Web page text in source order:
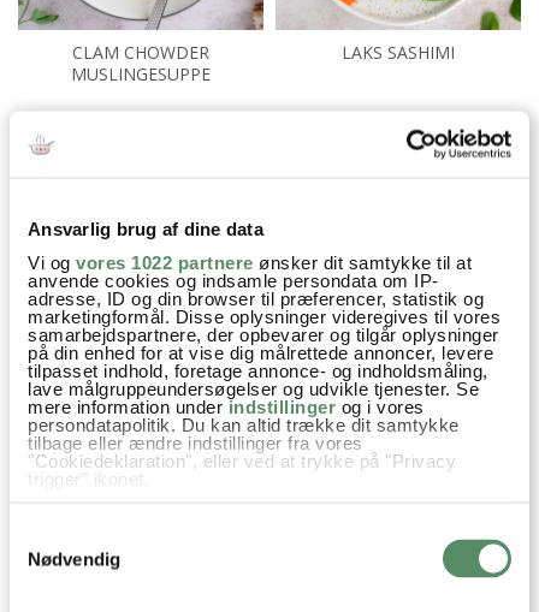
Ansvarlig brug af dine data
Vi og vores 1022 partnere ønsker dit samtykke til at
anvende cookies og indsamle persondata om IP-
adresse, ID og din browser til præferencer, statistik og
marketingformål. Disse oplysninger videregives til vores
samarbejdspartnere, der opbevarer og tilgår oplysninger
på din enhed for at vise dig målrettede annoncer, levere
tilpasset indhold, foretage annonce- og indholdsmåling,
lave målgruppeundersøgelser og udvikle tjenester. Se
mere information underindstillinger og i vores
persondatapolitik. Du kan altid trække dit samtykke
tilbage eller ændre indstillinger fra vores
"Cookiedeklaration", eller ved at trykke på "Privacy
trigger" ikonet.
Indsamle præcise oplysninger om din placering,
der kan være nøjagtig inden for få meter
Identificere din enhed baseret på en scanning af
Nødvendig
CLAM CHOWDER
MUSLINGESUPPE
LAKS SASHIMI
Nem Hverdagsmad Nytår
Blomkål Kål Spidskål Sennep Dild Kapers
SPØRGSMÅL TIL OPSKRIFTEN?
Har du spørgsmål til opskriften eller lyst til at sende en sød
hilsen, så kan du skrive til mig i kommentarfeltet herunder.
Du kan måske finde svaret på dit spørgsmål i kommentarfeltet,
spørgsmål' til min opskrifter.